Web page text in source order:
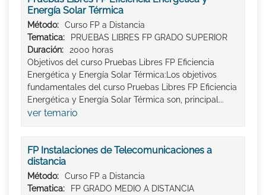
Energía Solar Térmica
Método:
Curso FP a Distancia
Tematica:
PRUEBAS LIBRES FP GRADO SUPERIOR
Duración:
2000 horas
Objetivos del curso Pruebas Libres FP Eficiencia
Energética y Energía Solar Térmica:Los objetivos
fundamentales del curso Pruebas Libres FP Eficiencia
Energética y Energía Solar Térmica son, principal...
ver temario
FP Instalaciones de Telecomunicaciones a
distancia
Método:
Curso FP a Distancia
Tematica:
FP GRADO MEDIO A DISTANCIA